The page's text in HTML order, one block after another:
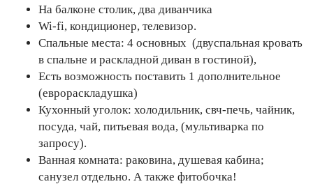
На балконе столик, два диванчика
Wi-fi, кондиционер, телевизор.
Спальные места: 4 основных (двуспальная кровать
в спальне и раскладной диван в гостиной),
Есть возможность поставить 1 дополнительное
(еврораскладушка)
Кухонный уголок: холодильник, свч-печь, чайник,
посуда, чай, питьевая вода, (мультиварка по
запросу).
Ванная комната: раковина, душевая кабина;
санузел отдельно. А также фитобочка!